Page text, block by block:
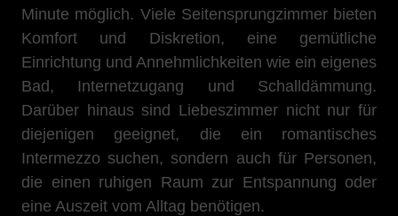
Minute möglich. Viele Seitensprungzimmer bieten
Komfort und Diskretion, eine gemütliche
Einrichtung und Annehmlichkeiten wie ein eigenes
Bad, Internetzugang und Schalldämmung.
Darüber hinaus sind Liebeszimmer nicht nur für
diejenigen geeignet, die ein romantisches
Intermezzo suchen, sondern auch für Personen,
die einen ruhigen Raum zur Entspannung oder
eine Auszeit vom Alltag benötigen.